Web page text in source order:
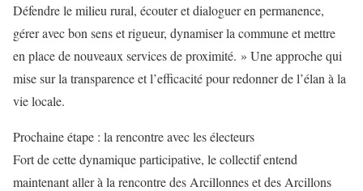
Défendre le milieu rural, écouter et dialoguer en permanence,
gérer avec bon sens et rigueur, dynamiser la commune et mettre
en place de nouveaux services de proximité. » Une approche qui
mise sur la transparence et l’efficacité pour redonner de l’élan à la
vie locale.
Prochaine étape : la rencontre avec les électeurs
Fort de cette dynamique participative, le collectif entend
maintenant aller à la rencontre des Arcillonnes et des Arcillons